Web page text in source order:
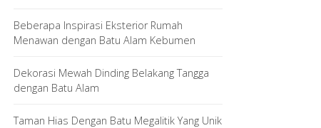
Beberapa Inspirasi Eksterior Rumah
Menawan dengan Batu Alam Kebumen
Dekorasi Mewah Dinding Belakang Tangga
dengan Batu Alam
Taman Hias Dengan Batu Megalitik Yang Unik